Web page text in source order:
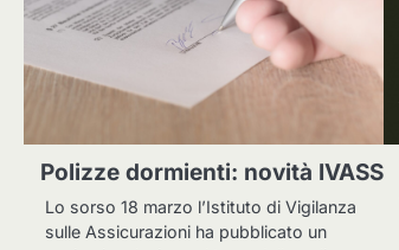
Polizze dormienti: novità IVASS
Lo sorso 18 marzo l’Istituto di Vigilanza
sulle Assicurazioni ha pubblicato un